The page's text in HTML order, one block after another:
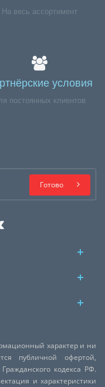
На весь ассортимент
условия
постоянных клиентов
Готово
характер и ни
публичной офертой,
кодекса РФ.
и характеристики